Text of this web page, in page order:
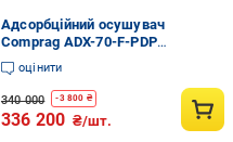
Адсорбційний осушувач
Comprag ADX-70-F-PDP
(36112533)
оцінити
340 000 -3 800 ₴
336 200 ₴/шт.